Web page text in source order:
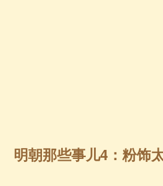
明朝那些事儿4：粉饰